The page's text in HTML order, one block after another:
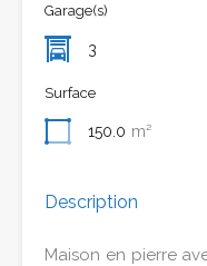
Garage(s)
3
Surface
150.0 m²
Description
Maison en pierre